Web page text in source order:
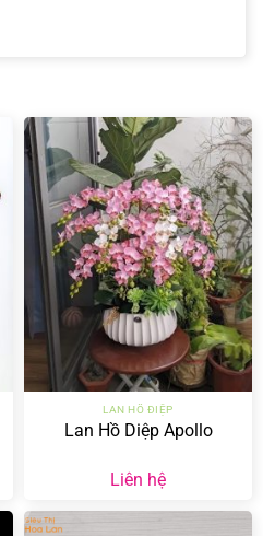
LAN HỒ ĐIỆP
Lan Hồ Diệp Apollo
Liên hệ